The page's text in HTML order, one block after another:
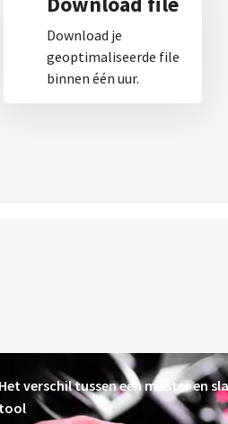
Download je
geoptimaliseerde file
binnen één uur.
Het verschil tussen een master en
tool